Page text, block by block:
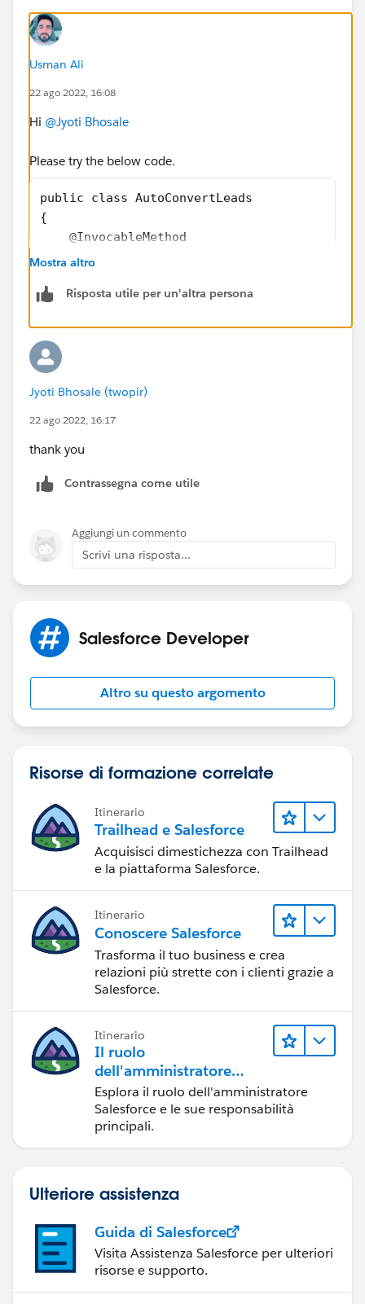
Usman Ali
22 ago 2022, 16:08
Hi @Jyoti Bhosale
Please try the below code.
public class AutoConvertLeads
{
    @InvocableMethod
public static void assignLeads(List<Id>
LeadStatus cLeadStatus=[Select
        {
Database.LeadConvert
        }
        if(!massLeadConvert.isEmpty()){
        }
    }
@isTest
private class AutoConvertLeadsTest
{
    private static testMethod void doTest()
            insert l;
        Test.stopTest();
    }
Mostra altro
Risposta utile per un'altra persona
Jyoti Bhosale (twopir)
22 ago 2022, 16:17
thank you
Contrassegna come utile
Aggiungi un commento
Scrivi una risposta...
Salesforce Developer
Altro su questo argomento
Risorse di formazione correlate
Itinerario
Trailhead e Salesforce
Acquisisci dimestichezza con Trailhead
e la piattaforma Salesforce.
Itinerario
Conoscere Salesforce
Trasforma il tuo business e crea
relazioni più strette con i clienti grazie a
Salesforce.
Itinerario
Il ruolo
dell'amministratore
Salesforce
Esplora il ruolo dell'amministratore
Salesforce e le sue responsabilità
principali.
Ulteriore assistenza
Guida di Salesforce
Visita Assistenza Salesforce per ulteriori
risorse e supporto.